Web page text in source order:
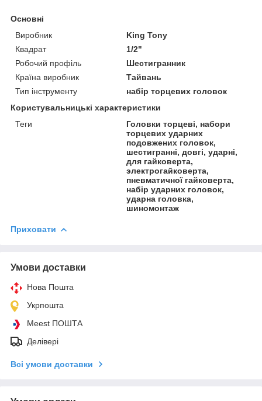
Основні
Виробник
King Tony
Квадрат
1/2"
Робочий профіль
Шестигранник
Країна виробник
Тайвань
Тип інструменту
набір торцевих головок
Користувальницькі характеристики
Теги
Головки торцеві, набори
торцевих ударних
подовжених головок,
шестигранні, довгі, ударні,
для гайковерта,
электрогайковерта,
пневматичної гайковерта,
набір ударних головок,
ударна головка,
шиномонтаж
Приховати
Умови доставки
Нова Пошта
Укрпошта
Meest ПОШТА
Делівері
Всі умови доставки